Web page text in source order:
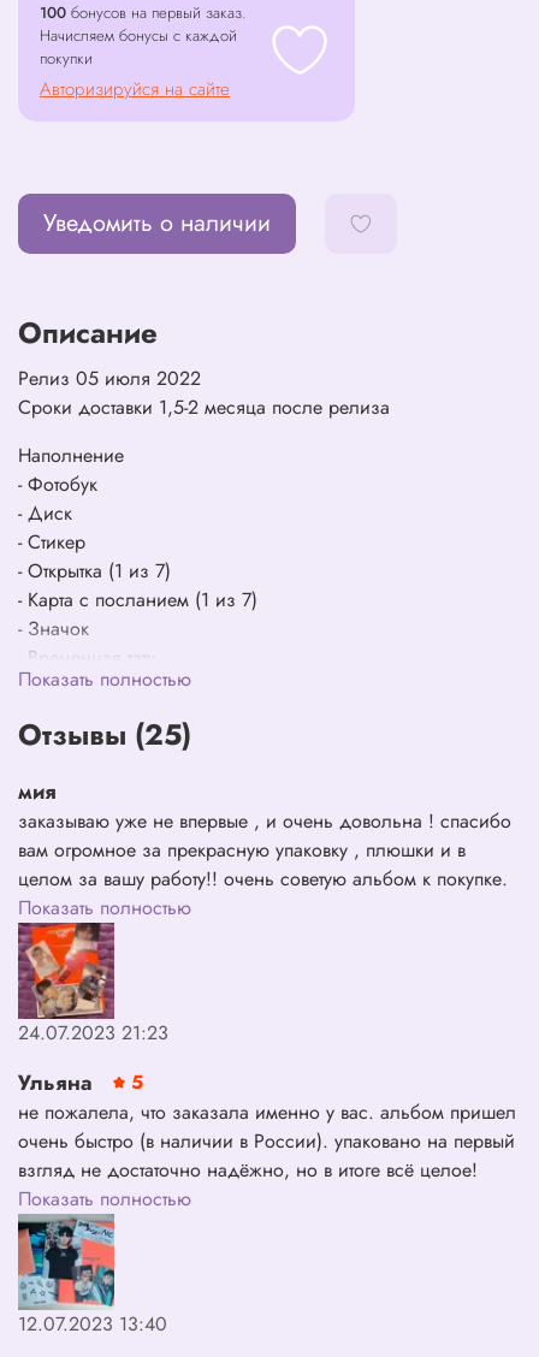
100 бонусов на первый заказ.
Начисляем бонусы с каждой
покупки
Авторизируйся на сайте
Уведомить о наличии
Описание
Релиз 05 июля 2022
Сроки доставки 1,5-2 месяца после релиза
Наполнение
- Фотобук
- Диск
- Стикер
- Открытка (1 из 7)
- Карта с посланием (1 из 7)
- Значок
- Временная тату
- Фотокарты (2 из 13)
- Постер с лирикой
товара (царапины и небольшие повреждения не могут
быть причиной обмена или возврата).
Показать полностью
Отзывы (25)
мия
заказываю уже не впервые , и очень довольна ! спасибо
вам огромное за прекрасную упаковку , плюшки и в
целом за вашу работу!! очень советую альбом к покупке.
из всех альбомов , которые заказывала у энхайпен, этот
определенно лучший! 💘
Показать полностью
24.07.2023 21:23
Ульяна
5
не пожалела, что заказала именно у вас. альбом пришел
очень быстро (в наличии в России). упаковано на первый
взгляд не достаточно надёжно, но в итоге всё целое!
альбом замечательный. спасибо большое, буду брать
здесь ещё!
Показать полностью
12.07.2023 13:40